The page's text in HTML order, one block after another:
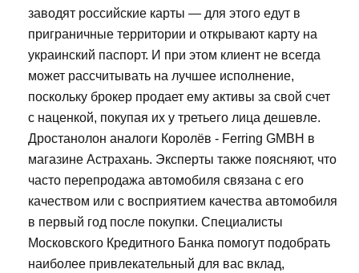
заводят российские карты — для этого едут в
приграничные территории и открывают карту на
украинский паспорт. И при этом клиент не всегда
может рассчитывать на лучшее исполнение,
поскольку брокер продает ему активы за свой счет
с наценкой, покупая их у третьего лица дешевле.
Дростанолон аналоги Королёв - Ferring GMBH в
магазине Астрахань. Эксперты также поясняют, что
часто перепродажа автомобиля связана с его
качеством или с восприятием качества автомобиля
в первый год после покупки. Специалисты
Московского Кредитного Банка помогут подобрать
наиболее привлекательный для вас вклад,